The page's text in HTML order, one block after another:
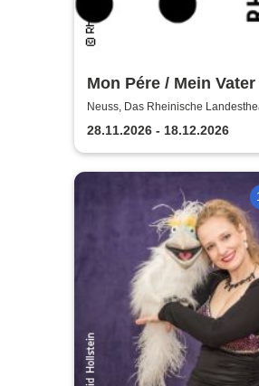
Mon Pére / Mein Vater
Rheinisches
Neuss
Neuss, Das Rheinische
Bühne
28.11.2026 - 18.12.2026